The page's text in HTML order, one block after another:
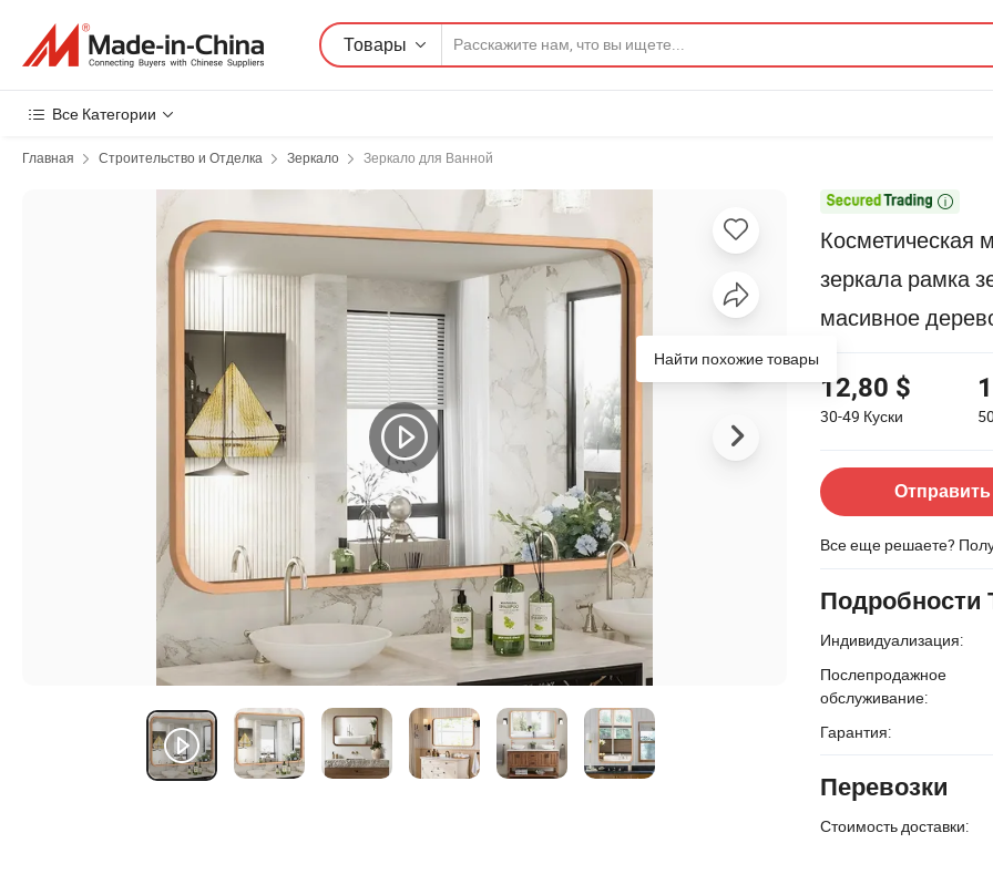
Товары
Все Категории
Главная Строительство и Отделка Зеркало Зеркало для Ванной

Косметическая
зеркала рамка
масивное
12,80 $
30-49 Куски
Все еще решаете?
Подробности
Индивидуализация:
Послепродажное
обслуживание:
Гарантия:
Перевозки
Стоимость доставки:
Найти похожие товары